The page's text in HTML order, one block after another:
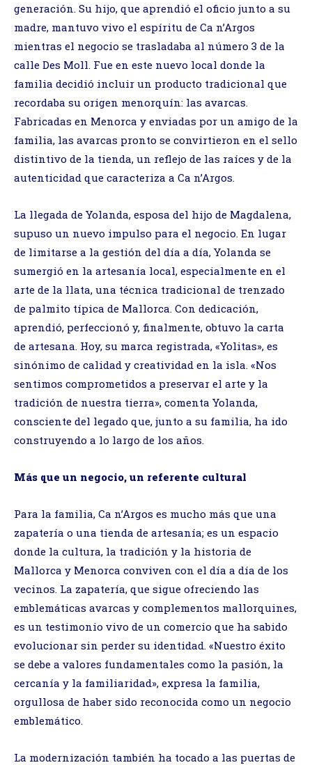
generación. Su hijo, que aprendió el oficio junto a su
madre, mantuvo vivo el espíritu de Ca n’Argos
mientras el negocio se trasladaba al número 3 de la
calle Des Moll. Fue en este nuevo local donde la
familia decidió incluir un producto tradicional que
recordaba su origen menorquín: las avarcas.
Fabricadas en Menorca y enviadas por un amigo de la
familia, las avarcas pronto se convirtieron en el sello
distintivo de la tienda, un reflejo de las raíces y de la
autenticidad que caracteriza a Ca n’Argos.
La llegada de Yolanda, esposa del hijo de Magdalena,
supuso un nuevo impulso para el negocio. En lugar
de limitarse a la gestión del día a día, Yolanda se
sumergió en la artesanía local, especialmente en el
arte de la llata, una técnica tradicional de trenzado
de palmito típica de Mallorca. Con dedicación,
aprendió, perfeccionó y, finalmente, obtuvo la carta
de artesana. Hoy, su marca registrada, «Yolitas», es
sinónimo de calidad y creatividad en la isla. «Nos
sentimos comprometidos a preservar el arte y la
tradición de nuestra tierra», comenta Yolanda,
consciente del legado que, junto a su familia, ha ido
construyendo a lo largo de los años.
Más que un negocio, un referente cultural
Para la familia, Ca n’Argos es mucho más que una
zapatería o una tienda de artesanía; es un espacio
donde la cultura, la tradición y la historia de
Mallorca y Menorca conviven con el día a día de los
vecinos. La zapatería, que sigue ofreciendo las
emblemáticas avarcas y complementos mallorquines,
es un testimonio vivo de un comercio que ha sabido
evolucionar sin perder su identidad. «Nuestro éxito
se debe a valores fundamentales como la pasión, la
cercanía y la familiaridad», expresa la familia,
orgullosa de haber sido reconocida como un negocio
emblemático.
La modernización también ha tocado a las puertas de